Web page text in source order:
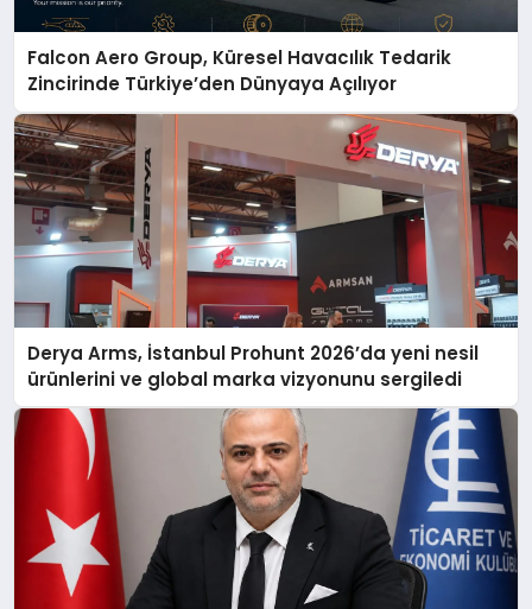
Falcon Aero Group, Küresel Havacılık Tedarik
Zincirinde Türkiye’den Dünyaya Açılıyor
Derya Arms, İstanbul Prohunt 2026’da yeni nesil
ürünlerini ve global marka vizyonunu sergiledi